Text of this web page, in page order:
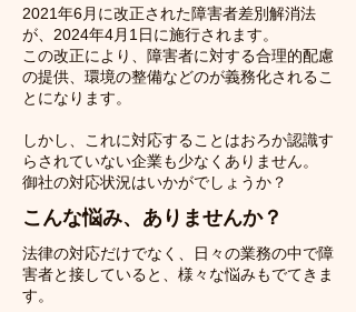
2021年6月に改正された障害者差別解消法
が、2024年4月1日に施行されます。
この改正により、障害者に対する合理的配慮
の提供、環境の整備などのが義務化されるこ
とになります。
しかし、これに対応することはおろか認識す
らされていない企業も少なくありません。
​御社の対応状況はいかがでしょうか？
こんな悩み、ありませんか？
法律の対応だけでなく、​日々の業務の中で障
害者と接していると、様々な悩みもでてきま
す。